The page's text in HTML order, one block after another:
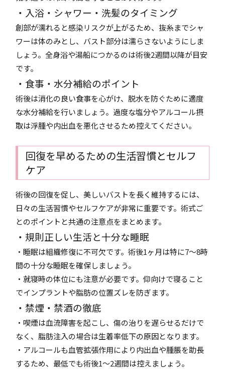
・入浴・シャワー・洗髪のタイミング
創部が濡れると感染リスクが上がるため、抜糸までシャ
ワーは体のみとし、バスト部分は濡らさないようにしま
しょう。全身浴や湯船につかるのは術後2週間以降が目安
です。
・食事・水分補給のポイント
術後は消化の良い食事を心がけ、脱水を防ぐために適度
な水分補給を行いましょう。過度な塩分やアルコール摂
取は浮腫や内出血を悪化させるため控えてください。
回復を早めるための生活習慣とセルフ
ケア
術後の回復を促し、美しいバストを長く維持するには、
日々の生活習慣やセルフケアが非常に重要です。術式ご
とのポイントと共通の注意点をまとめます。
・規則正しい生活と十分な睡眠
・睡眠は組織修復に不可欠です。術後1ヶ月は特に7〜8時
間の十分な睡眠を確保しましょう。
・就寝時の体位にも注意が必要です。仰向けで寝ること
でインプラントや脂肪の位置ズレを防ぎます。
・禁煙・禁酒の徹底
・喫煙は血流障害を起こし、傷の治りを遅らせるだけで
なく、脂肪注入の場合は生着率低下の原因となります。
・アルコールも血管拡張作用により内出血や腫脹を助長
するため、最低でも術後1〜2週間は控えましょう。